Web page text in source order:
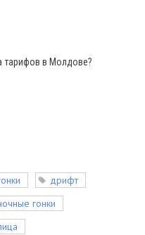
тарифов в Молдове?
дрифт
гонки